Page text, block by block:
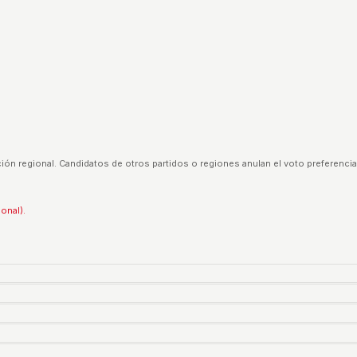
regional. Candidatos de otros partidos o regiones anulan el voto